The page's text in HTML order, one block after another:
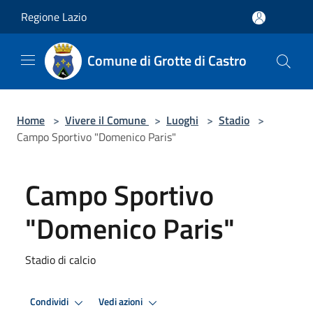
Regione Lazio
Comune di Grotte di Castro
Home > Vivere il Comune > Luoghi > Stadio >
Campo Sportivo "Domenico Paris"
Campo Sportivo
"Domenico Paris"
Stadio di calcio
Condividi Vedi azioni